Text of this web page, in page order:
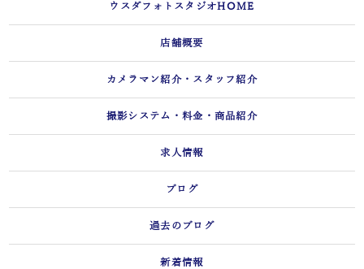
ウスダフォトスタジオHOME
店舗概要
カメラマン紹介・スタッフ紹介
撮影システム・料金・商品紹介
求人情報
ブログ
過去のブログ
新着情報